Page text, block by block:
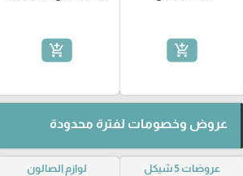
add_shopping_cart
add_shopping_cart
عروض وخصومات لفترة محدودة
عروضات 5 شيكل لوازم الصالون